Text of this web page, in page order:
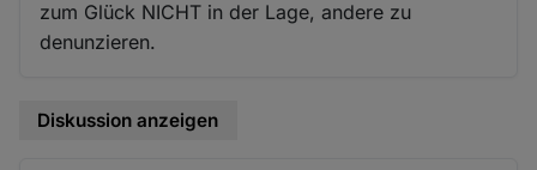
zum Glück NICHT in der Lage, andere zu
denunzieren.
Diskussion anzeigen